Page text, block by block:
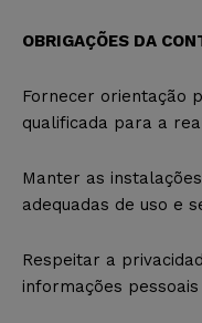
OBRIGAÇÕES DA
Fornecer orientação
qualificada para a
Manter as
adequadas de uso e
Respeitar a
informações